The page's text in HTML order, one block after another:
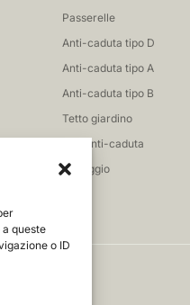
queste
o ID
Passerelle
Anti-caduta tipo D
Anti-caduta tipo A
Anti-caduta tipo B
Tetto giardino
Reti anti-caduta
Fissaggio